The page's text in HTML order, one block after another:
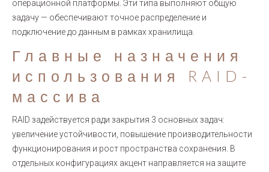
операционной платформы. Эти типа выполняют общую
задачу — обеспечивают точное распределение и
подключение до данным в рамках хранилища.
Главные назначения
использования RAID-
массива
RAID задействуется ради закрытия 3 основных задач:
увеличение устойчивости, повышение производительности
функционирования и рост пространства сохранения. В
отдельных конфигурациях акцент направляется на защите